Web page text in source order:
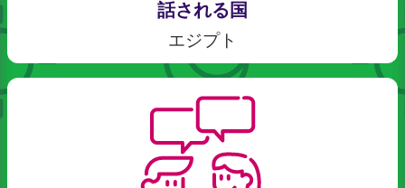
話される国
エジプト